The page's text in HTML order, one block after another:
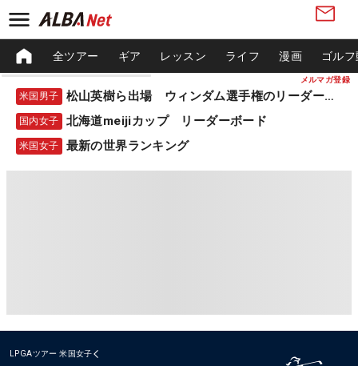
メルマガ登録
全ツアー ギア レッスン ライフ 漫画 ゴル
米国男子 松山英樹ら出場 ウィンダム選手権のリーダーボード
国内女子 北海道meijiカップ リーダーボード
米国女子 最新の世界ランキング
LPGAツアー 米国女子